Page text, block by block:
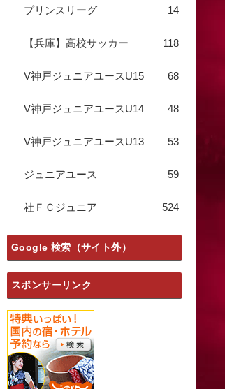
プリンスリーグ 14
【兵庫】高校サッカー 118
V神戸ジュニアユースU15 68
V神戸ジュニアユースU14 48
V神戸ジュニアユースU13 53
ジュニアユース 59
社ＦＣジュニア 524
Google 検索（サイト外）
スポンサーリンク